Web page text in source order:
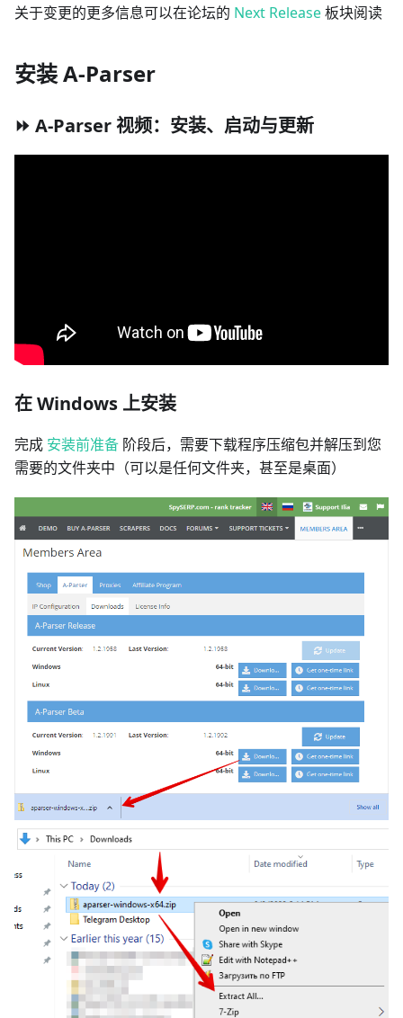
关于变更的更多信息可以在论坛的 Next Release板块阅读
安装 A-Parser
⏩ A-Parser 视频：安装、启动与更新
在 Windows 上安装
完成 安装前准备 阶段后，需要下载程序压缩包并解压到您
需要的文件夹中（可以是任何文件夹，甚至是桌面）